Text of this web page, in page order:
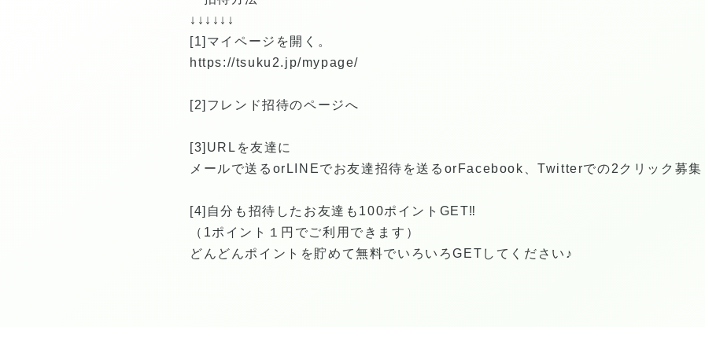
↓↓↓↓↓↓
[1]マイページを開く。
https://tsuku2.jp/mypage/
[2]フレンド招待のページへ
[3]URLを友達に
メールで送るorLINEでお友達招待を送るorFacebook、Twitterでの2クリック募集
[4]自分も招待したお友達も100ポイントGET‼︎
（1ポイント１円でご利用できます）
どんどんポイントを貯めて無料でいろいろGETしてください♪